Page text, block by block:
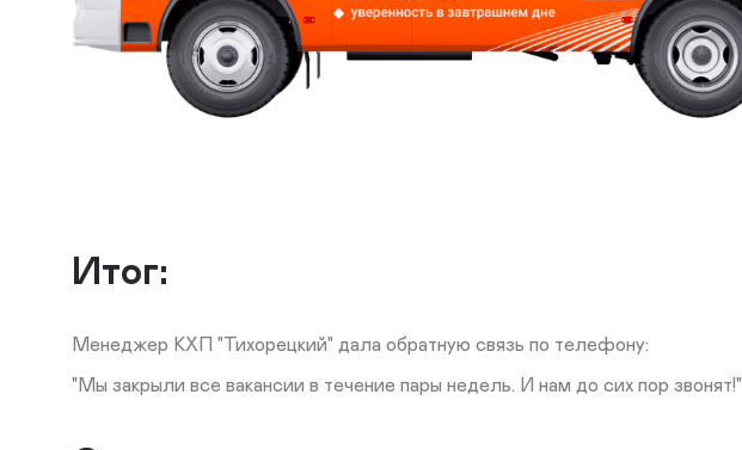
Итог:
Менеджер КХП "Тихорецкий" дала обратную связь по телефону:
"Мы закрыли все вакансии в течение пары недель. И нам до сих пор звонят!"